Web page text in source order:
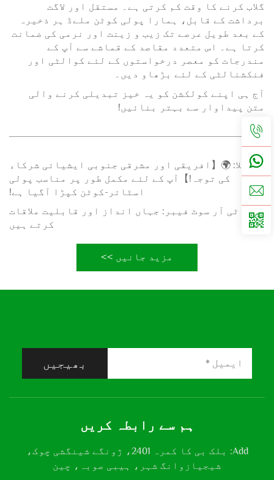
گلاب کرنے کا وقت کم کرتی ہے۔ مستقل اور لاگت
برداشت کے قابل، ہمارا پولی کوٹن ملےڈ ہر ذخیرہ
کے بعد طویل عرصے تک زیب و زینت اور نرمی کی ضمانت
کرتا ہے۔ اس متعدد مقاصد کے قماشے سے آپ کے
مندرجات کو معصر درخواستوں کے لئے کوالٹی اور
فنکشنالٹی کے لئے بڑھاو دیں۔
آج ہی اپنے کولکشن کو یہ خیز تبدیلی کرنے والی
متن پیداوار سے بہتر بنائیں!
پچھلا: 🌍【افریقی اور مشرقی جنوبی ایشیائی شرکاء
کی توجہ!】آپ کے لئے مکمل طور پر مناسب پولی
اسٹائر-کوٹن کپڑا آگیا ہے!
اگلا:
ٹی آر سوٹ فیبر: جہاں انداز اور قابلیت ملاقات
کرتے ہیں
مزید جانیں >>
بھیجیں
ہم سے رابطہ کریں
Add: بلک بی کا کمرہ 2401، ژونگے شینگشی چوک،
شیجیازوانگ شہر، ہیبی صوبہ، چین